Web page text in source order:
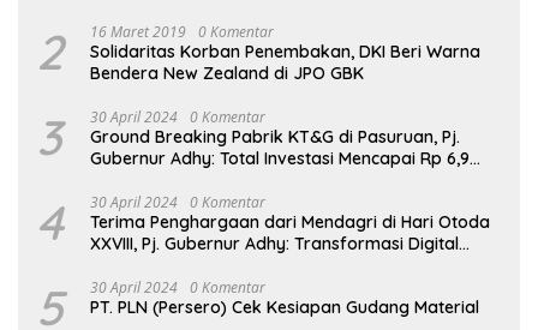
2 16 Maret 2019 0 Komentar
Solidaritas Korban Penembakan, DKI Beri Warna
Bendera New Zealand di JPO GBK
3 30 April 2024 0 Komentar
Ground Breaking Pabrik KT&G di Pasuruan, Pj.
Gubernur Adhy: Total Investasi Mencapai Rp 6,9
4 30 April 2024 0 Komentar
Terima Penghargaan dari Mendagri di Hari Otoda
XXVIII, Pj. Gubernur Adhy: Transformasi Digital
Keberhasilan Jatim
5 30 April 2024 0 Komentar
PT. PLN (Persero) Cek Kesiapan Gudang Material